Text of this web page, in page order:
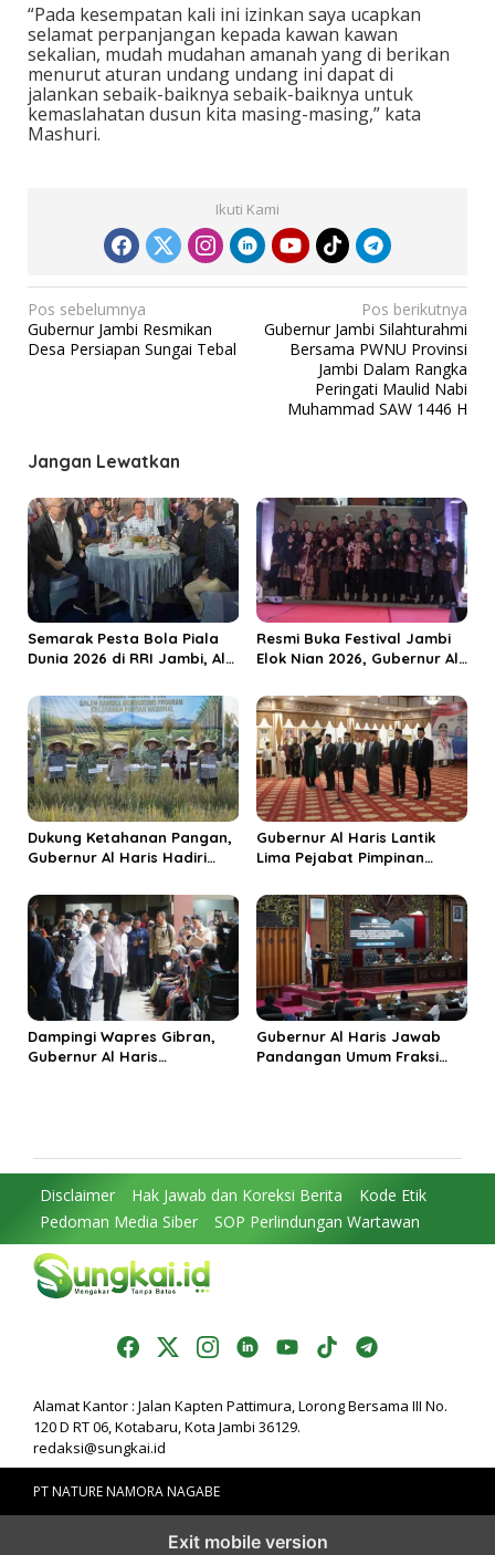
“Pada kesempatan kali ini izinkan saya ucapkan
selamat perpanjangan kepada kawan kawan
sekalian, mudah mudahan amanah yang di berikan
menurut aturan undang undang ini dapat di
jalankan sebaik-baiknya sebaik-baiknya untuk
kemaslahatan dusun kita masing-masing,” kata
Mashuri.
Ikuti Kami
N
a
a
s
i
p
o
s
Pos sebelumnya
Gubernur Jambi Resmikan
Desa Persiapan Sungai Tebal
Pos berikutnya
Gubernur Jambi Silahturahmi
Bersama PWNU Provinsi
Jambi Dalam Rangka
Peringati Maulid Nabi
Muhammad SAW 1446 H
Jangan Lewatkan
Semarak Pesta Bola Piala
Dunia 2026 di RRI Jambi, Al
Ekonomi Rakyat
Resmi Buka Festival Jambi
Elok Nian 2026, Gubernur Al
Jadi Destinasi Wisata
Budaya Unggulan
Dukung Ketahanan Pangan,
Gubernur Al Haris Hadiri
Kabupaten Tanjungjabung
Timur
Gubernur Al Haris Lantik
Lima Pejabat Pimpinan
Penguatan Kinerja dan
Integritas
Dampingi Wapres Gibran,
Gubernur Al Haris
Gubernur Al Haris Jawab
Pandangan Umum Fraksi
Disclaimer Hak Jawab dan Koreksi Berita
Kode Etik
Pedoman Media Siber
SOP Perlindungan Wartawan
Alamat Kantor : Jalan Kapten Pattimura, Lorong Bersama III No.
120 D RT 06, Kotabaru, Kota Jambi 36129.
redaksi@sungkai.id
PT NATURE NAMORA NAGABE
Exit mobile version